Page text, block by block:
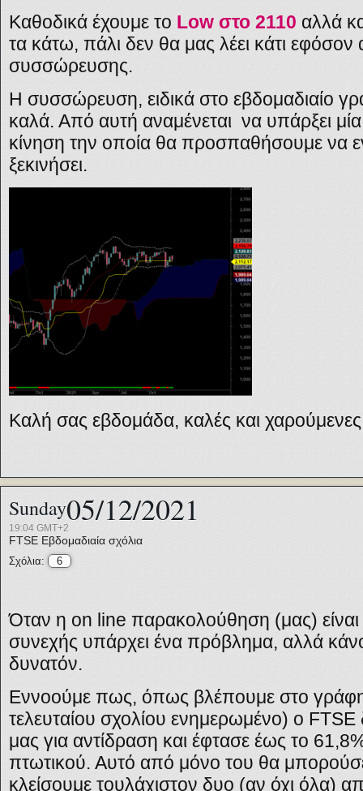
Καθοδικά έχουμε το Low στο 2110 αλλά
τα κάτω, πάλι δεν θα μας λέει κάτι εφόσον
συσσώρευσης.
H συσσώρευση, ειδικά στο εβδομαδιαίο
καλά. Από αυτή αναμένεται να υπάρξει μία
κίνηση την οποία θα προσπαθήσουμε να
ξεκινήσει.
Καλή σας εβδομάδα, καλές και χαρούμενες
Sunday05/12/2021
19:04 GMT+2
FTSE Εβδομαδιαία σχόλια
Σχόλια: 6
Όταν η on line παρακολούθηση (μας) είναι
συνεχής υπάρχει ένα πρόβλημα, αλλά
δυνατόν.
Εννοούμε πως, όπως βλέπουμε στο
τελευταίου σχολίου ενημερωμένο) ο FTSE
μας για αντίδραση και έφτασε έως το
πτωτικού. Αυτό από μόνο του θα μπορούσε
κλείσουμε τουλάχιστον δυο (αν όχι όλα)